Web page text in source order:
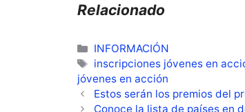
Relacionado
Categorías
INFORMACIÓN
Etiquetas
inscripciones jóvenes en
jóvenes en acción
Estos serán los premios del
Conoce la lista de países en